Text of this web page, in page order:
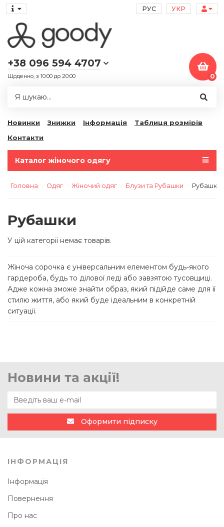
РУС УКР
+38 096 594 4707
Щоденно, з 10:00 до 20:00 0
Новинки Знижки Інформація
Таблиця розмірів
Контакти
Каталог жіночого одягу
Головна Одяг Жіночий одяг Блузи та Рубашки Рубашки
Рубашки
У цій категорії немає товарів.
Жіноча сорочка є універсальним елементом будь-якого
гардероба, будь то ділової леді або завзятою тусовщиці.
Адже кожна зможе знайти образ, який підійде саме для її
стилю життя, або який буде ідеальним в конкретній
ситуації.
Новини та акції!
Оформити підписку
ІНФОРМАЦІЯ
Інформація
Повернення
Про нас